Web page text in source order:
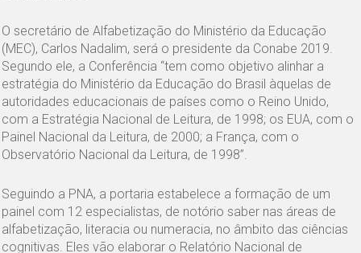
O secretário de Alfabetização do Ministério da Educação
(MEC), Carlos Nadalim, será o presidente da Conabe 2019.
Segundo ele, a Conferência “tem como objetivo alinhar a
estratégia do Ministério da Educação do Brasil àquelas de
autoridades educacionais de países como o Reino Unido,
com a Estratégia Nacional de Leitura, de 1998; os EUA, com o
Painel Nacional da Leitura, de 2000; a França, com o
Observatório Nacional da Leitura, de 1998”.
Seguindo a PNA, a portaria estabelece a formação de um
painel com 12 especialistas, de notório saber nas áreas de
alfabetização, literacia ou numeracia, no âmbito das ciências
cognitivas. Eles vão elaborar o Relatório Nacional de